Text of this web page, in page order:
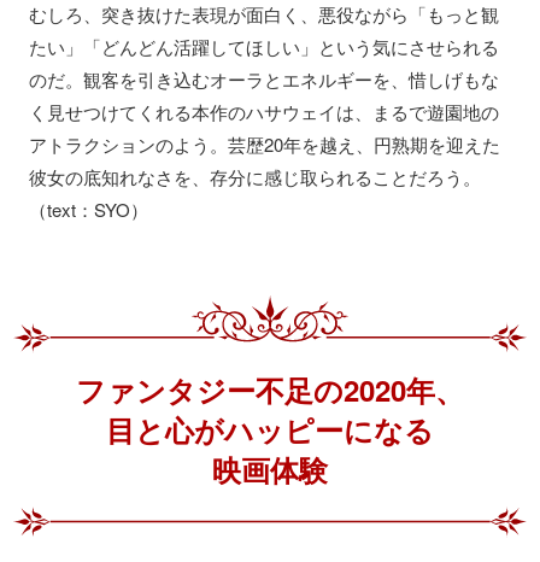
むしろ、突き抜けた表現が面白く、悪役ながら「もっと観
たい」「どんどん活躍してほしい」という気にさせられる
のだ。観客を引き込むオーラとエネルギーを、惜しげもな
く見せつけてくれる本作のハサウェイは、まるで遊園地の
アトラクションのよう。芸歴20年を越え、円熟期を迎えた
彼女の底知れなさを、存分に感じ取られることだろう。
（text：SYO）
ファンタジー不足の2020年、
目と心がハッピーになる
映画体験